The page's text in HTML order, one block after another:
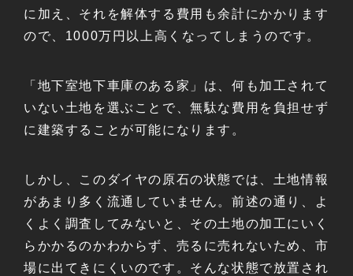
に加え、それを解体する費用も余計にかかります
ので、1000万円以上高くなってしまうのです。
「地下室地下車庫のある家」は、何も加工されて
いない土地を選ぶことで、無駄な費用を負担せず
に建築することが可能になります。
しかし、このダイヤの原石の状態では、土地情報
があまり多く流通していません。前述の通り、よ
くよく調査してみないと、その土地の加工にいく
らかかるのかわからず、売るに売れないため、市
場に出てきにくいのです。そんな状態で放置され